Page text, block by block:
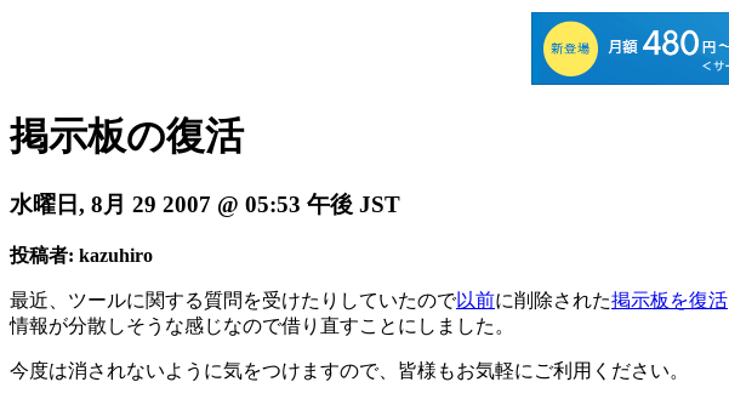
掲示板の復活
水曜日, 8月 29 2007 @ 05:53 午後 JST
投稿者: kazuhiro
最近、ツールに関する質問を受けたりしていたので以前に削除された掲示板を復活
情報が分散しそうな感じなので借り直すことにしました。
今度は消されないように気をつけますので、皆様もお気軽にご利用ください。